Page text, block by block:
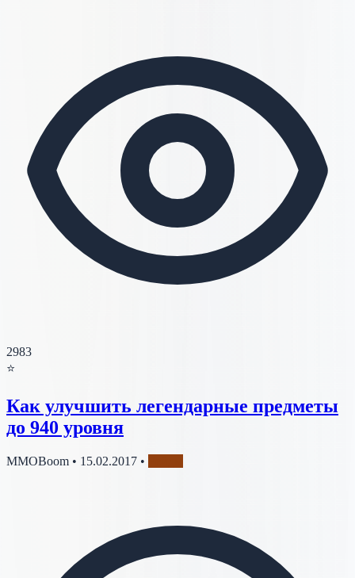
2983
⭐
Как улучшить легендарные предметы
до 940 уровня
MMOBoom • 15.02.2017 •